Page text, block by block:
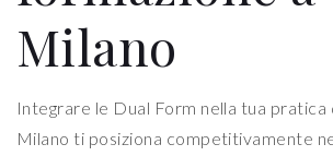
Milano
Integrare le Dual Form nella tua pratica
Milano ti posiziona competitivamente